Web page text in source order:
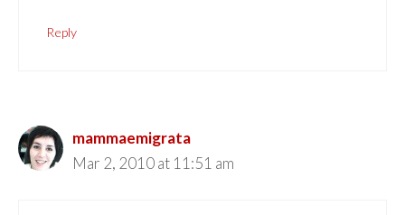
Reply
mammaemigrata
Mar 2, 2010 at 11:51 am